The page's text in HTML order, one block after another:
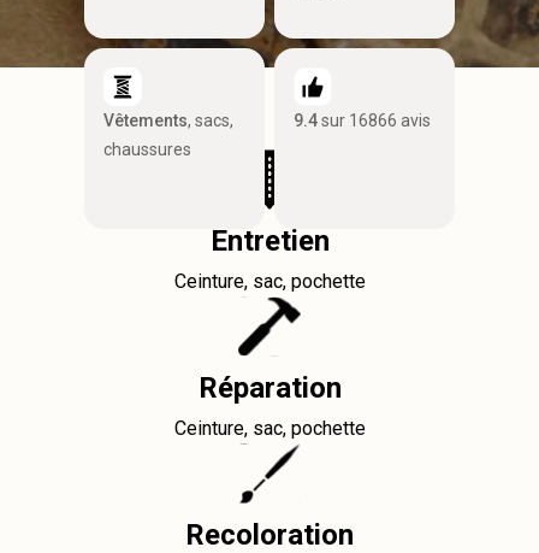
Vêtements, sacs,
chaussures
9.4sur 16866 avis
Entretien
Ceinture, sac, pochette
Réparation
Ceinture, sac, pochette
Recoloration